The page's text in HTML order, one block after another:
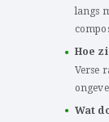
langs
Hoe
Verse
Wat